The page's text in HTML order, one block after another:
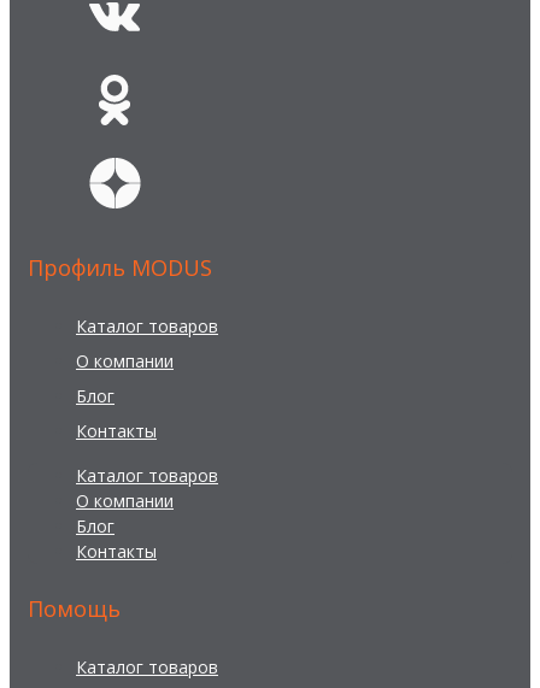
Профиль MODUS
Каталог товаров
О компании
Блог
Контакты
Каталог товаров
О компании
Блог
Контакты
Помощь
Каталог товаров